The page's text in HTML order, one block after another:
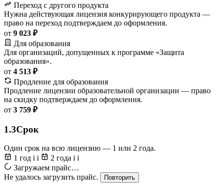
Переход с другого продукта
Нужна действующая лицензия конкурирующего продукта —
право на переход подтверждаем до оформления.
от 9 023 ₽
Для образования
Для организаций, допущенных к программе «Защита
образования».
от 4 513 ₽
Продление для образования
Продление лицензии образовательной организации — право
на скидку подтверждаем до оформления.
от 3 759 ₽
1.3Срок
Один срок на всю лицензию — 1 или 2 года.
1 год i i 2 года i i
Загружаем прайс…
Не удалось загрузить прайс.
Повторить